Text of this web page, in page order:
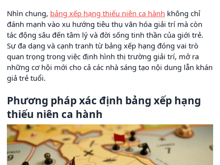
Nhìn chung, bảng xếp hạng thiếu niên ca hành không chỉ
đánh mạnh vào xu hướng tiêu thụ văn hóa giải trí mà còn
tác động sâu đến tâm lý và đời sống tinh thần của giới trẻ.
Sự đa dạng và cạnh tranh từ bảng xếp hạng đóng vai trò
quan trọng trong việc định hình thị trường giải trí, mở ra
những cơ hội mới cho cả các nhà sáng tạo nội dung lẫn khán
giả trẻ tuổi.
Phương pháp xác định bảng xếp hạng
thiếu niên ca hành